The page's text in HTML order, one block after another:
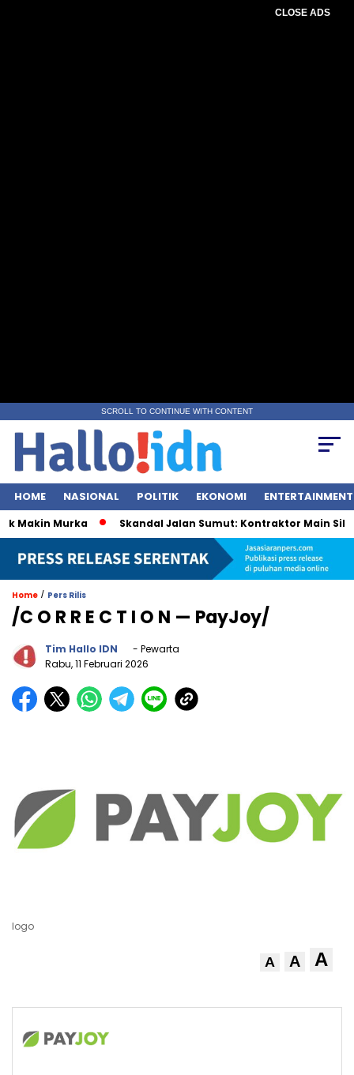
CLOSE ADS
SCROLL TO CONTINUE WITH CONTENT
HOME NASIONAL POLITIK EKONOMI ENTERTAINMENT
Murka Skandal Jalan Sumut: Kontraktor Main Sikut,
Home / Pers Rilis
/C O R R E C T I O N — PayJoy/
Tim Hallo IDN
- Pewarta
Rabu, 11 Februari 2026
logo
A A A